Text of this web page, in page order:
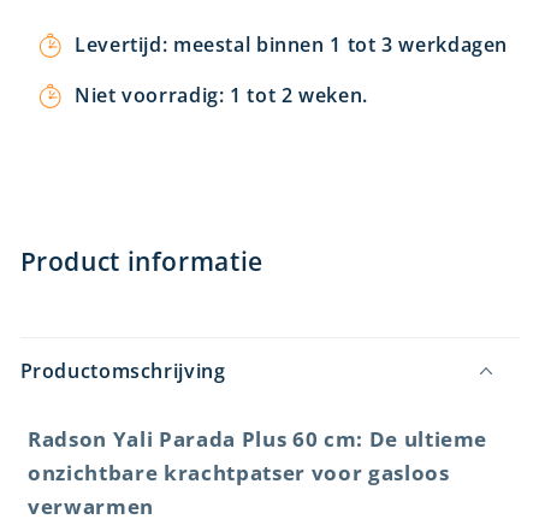
Levertijd: meestal binnen 1 tot 3 werkdagen
Niet voorradig: 1 tot 2 weken.
Product informatie
Productomschrijving
Radson Yali Parada Plus 60 cm: De ultieme
onzichtbare krachtpatser voor gasloos
verwarmen